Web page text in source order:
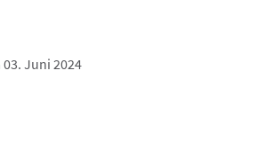
Juni 2024